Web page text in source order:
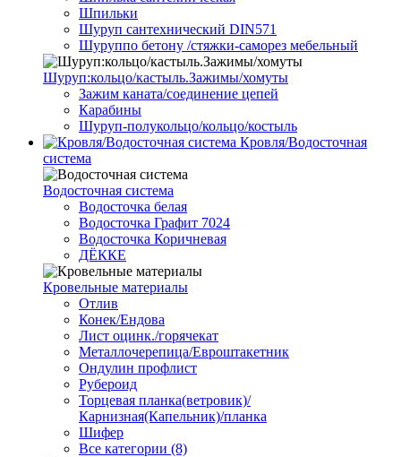
Шпильки
Шуруп сантехнический DIN571
Шуруппо бетону /стяжки-саморез мебельный
Шуруп:кольцо/кастыль.Зажимы/хомуты
Зажим каната/соединение цепей
Карабины
Шуруп-полукольцо/кольцо/костыль
Кровля/Водосточная
система
Водосточная система
Водосточка белая
Водосточка Графит 7024
Водосточка Коричневая
ДЁККЕ
Кровельные материалы
Отлив
Конек/Ендова
Лист оцинк./горячекат
Металлочерепица/Евроштакетник
Ондулин профлист
Рубероид
Торцевая планка(ветровик)/
Карнизная(Капельник)/планка
Шифер
Все категории (8)